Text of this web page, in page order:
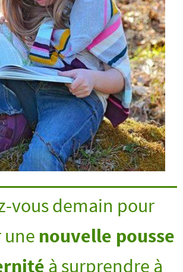
vous demain pour
nouvelle pousse
à surprendre à